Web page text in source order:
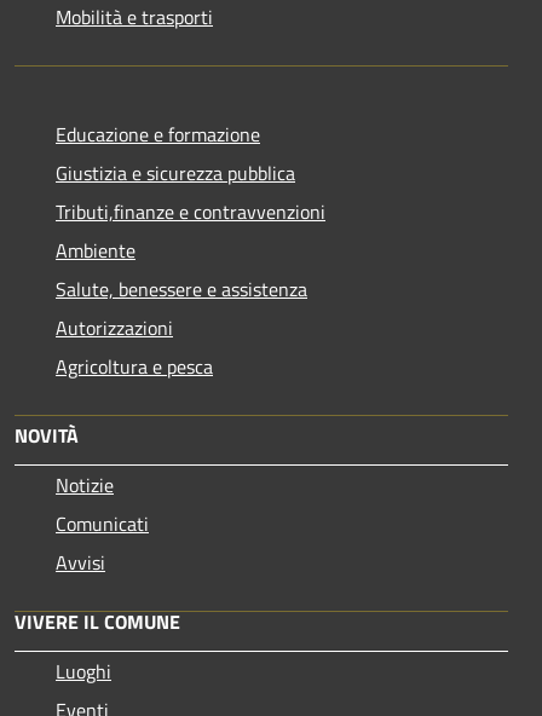
Mobilità e trasporti
Educazione e formazione
Giustizia e sicurezza pubblica
Tributi,finanze e contravvenzioni
Ambiente
Salute, benessere e assistenza
Autorizzazioni
Agricoltura e pesca
NOVITÀ
Notizie
Comunicati
Avvisi
VIVERE IL COMUNE
Luoghi
Eventi